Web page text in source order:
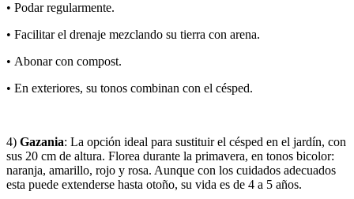
• Podar regularmente.
• Facilitar el drenaje mezclando su tierra con arena.
• Abonar con compost.
• En exteriores, su tonos combinan con el césped.
4) Gazania: La opción ideal para sustituir el césped en el jardín, con
sus 20 cm de altura. Florea durante la primavera, en tonos bicolor:
naranja, amarillo, rojo y rosa. Aunque con los cuidados adecuados
esta puede extenderse hasta otoño, su vida es de 4 a 5 años.